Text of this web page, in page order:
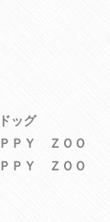
ッグ
ＰＹ ＺＯＯ
ＰＹ ＺＯＯ